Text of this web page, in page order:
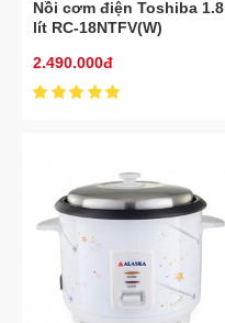
Nồi cơm điện Toshiba 1.8
lít RC-18NTFV(W)
2.490.000đ